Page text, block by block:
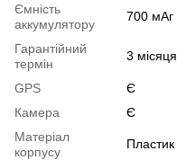
Ємність
аккумулятору
700 мАг
Гарантійний
термін
3 місяця
GPS
Є
Камера
Є
Матеріал
корпусу
Пластик